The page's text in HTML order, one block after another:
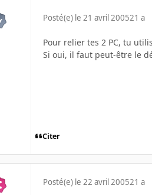
Posté(e) le 21 avril 200521 a
Pour relier tes 2 PC, tu
Si oui, il faut peut-être le
Citer
Posté(e) le 22 avril 200521 a